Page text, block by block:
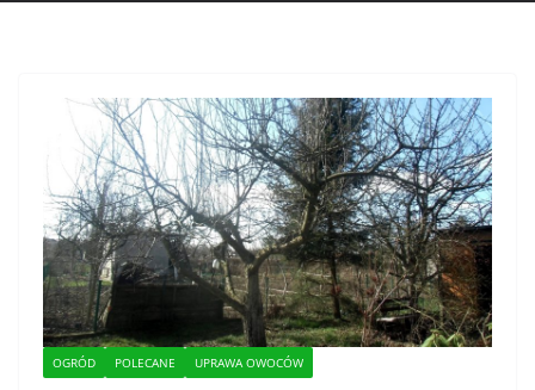
OGRÓD POLECANE UPRAWA OWOCÓW